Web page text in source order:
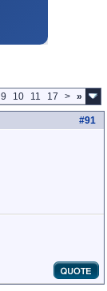
9 10 11 17 > »
#91